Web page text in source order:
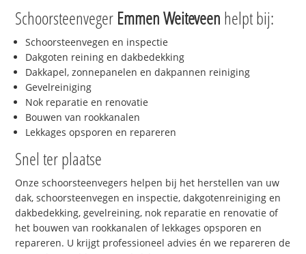
Schoorsteenveger Emmen Weiteveen helpt bij:
Schoorsteenvegen en inspectie
Dakgoten reining en dakbedekking
Dakkapel, zonnepanelen en dakpannen reiniging
Gevelreiniging
Nok reparatie en renovatie
Bouwen van rookkanalen
Lekkages opsporen en repareren
Snel ter plaatse
Onze schoorsteenvegers helpen bij het herstellen van uw
dak, schoorsteenvegen en inspectie, dakgotenreiniging en
dakbedekking, gevelreining, nok reparatie en renovatie of
het bouwen van rookkanalen of lekkages opsporen en
repareren. U krijgt professioneel advies én we repareren de